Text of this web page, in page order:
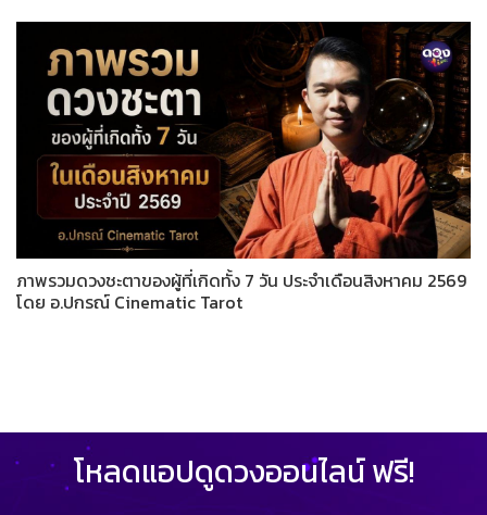
ภาพรวมดวงชะตาของผู้ที่เกิดทั้ง 7 วัน ประจำเดือนสิงหาคม 2569
โดย อ.ปกรณ์ Cinematic Tarot
โหลดแอปดูดวงออนไลน์ ฟรี!